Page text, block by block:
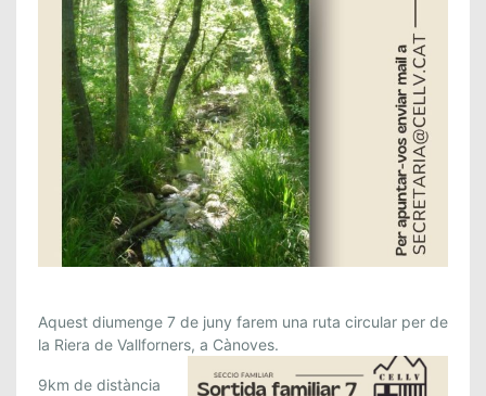
Aquest diumenge 7 de juny farem una ruta circular per de
la Riera de Vallforners, a Cànoves.
9km de distància